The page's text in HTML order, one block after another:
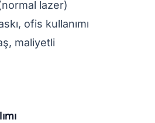
lazer)
ofis kullanımı
maliyetli